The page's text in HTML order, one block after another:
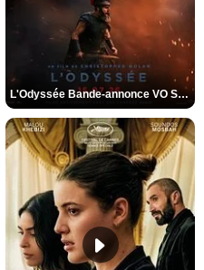
L'Odyssée Bande-annonce VO STFR